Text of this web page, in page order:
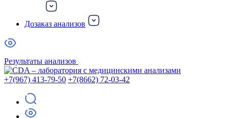
Дозаказ анализов
Результаты анализов
+7(967) 413-79-50 +7(8662) 72-03-42